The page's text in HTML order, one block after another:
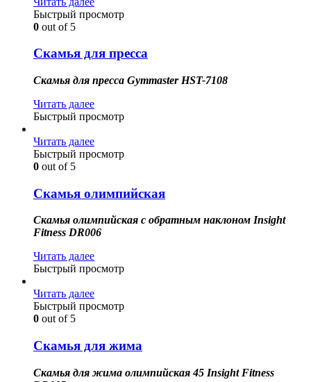
Быстрый просмотр
0 out of 5
Скамья для пресса
Скамья для пресса Gymmaster HST-7108
Читать далее
Быстрый просмотр
Читать далее
Быстрый просмотр
0 out of 5
Скамья олимпийская
Скамья олимпийская с обратным наклоном Insight
Fitness DR006
Читать далее
Быстрый просмотр
Читать далее
Быстрый просмотр
0 out of 5
Скамья для жима
Скамья для жима олимпийская 45 Insight Fitness